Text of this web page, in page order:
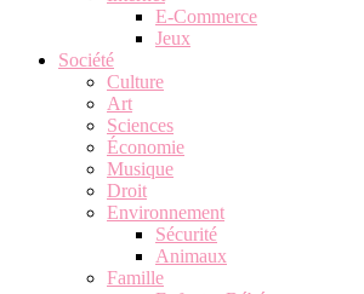
E-Commerce
Jeux
Société
Culture
Art
Sciences
Économie
Musique
Droit
Environnement
Sécurité
Animaux
Famille